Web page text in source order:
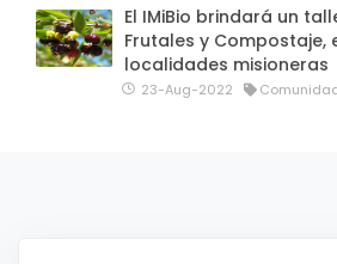
El IMiBio brindará un
Frutales y Compostaje,
localidades misioneras
23-Aug-2022